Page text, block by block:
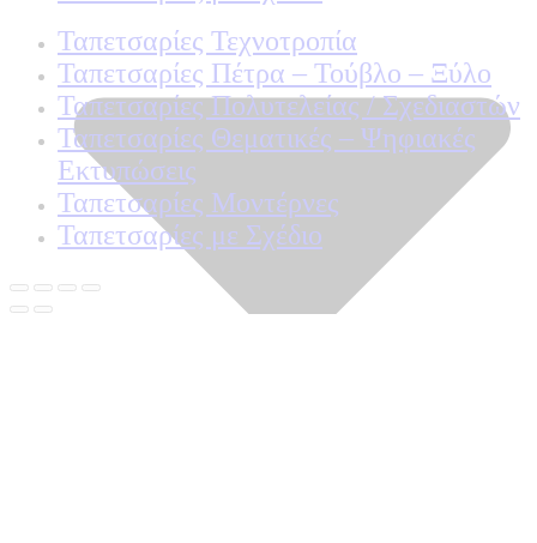
Ταπετσαρίες Τεχνοτροπία
Ταπετσαρίες Πέτρα – Τούβλο – Ξύλο
Ταπετσαρίες Πολυτελείας / Σχεδιαστών
Ταπετσαρίες Θεματικές – Ψηφιακές
Εκτυπώσεις
Ταπετσαρίες Μοντέρνες
Ταπετσαρίες με Σχέδιο